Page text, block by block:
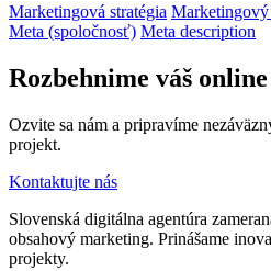
Marketingová stratégia
Meta (spoločnosť) Meta description
Rozbehnime váš
Ozvite sa nám a pripravíme
projekt.
Kontaktujte nás
Slovenská digitálna agentúra
obsahový marketing. Prinášame
projekty.